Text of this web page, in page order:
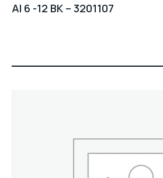
AI 6 -12 BK – 3201107